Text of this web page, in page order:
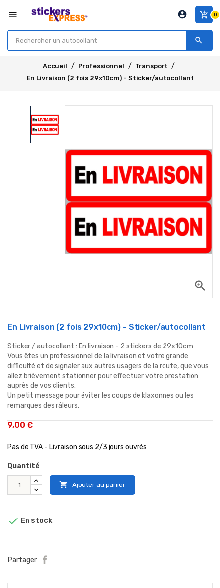
menu add_shopping_cart 0
account_circle
search
Accueil Professionnel
Transport
En Livraison (2 fois 29x10cm) - Sticker/autocollant
zoom_in
En Livraison (2 fois 29x10cm) - Sticker/autocollant
Sticker / autocollant : En livraison - 2 stickers de 29x10cm
Vous êtes un professionnel de la livraison et votre grande
difficulté et de signaler aux autres usagers de la route, que vous
allez brièvement stationner pour effectuer votre prestation
auprès de vos clients.
Un petit message pour éviter les coups de klaxonnes ou les
remarques des râleurs.
9,00 €
Pas de TVA - Livraison sous 2/3 jours ouvrés
Quantité
 Ajouter au panier
 En stock
Pärtager